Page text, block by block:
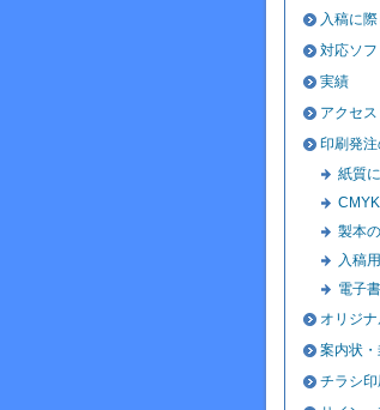
入稿に
対応ソ
実績
アクセス
印刷発
紙質
製本
入稿
電子
オリジ
案内状・
チラシ印